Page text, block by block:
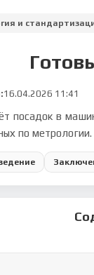
и
16.04.2026 11:41
посадок в
по метрологии.